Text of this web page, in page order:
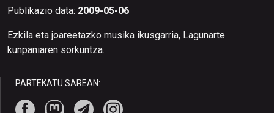
Publikazio data: 2009-05-06
Ezkila eta joareetazko musika ikusgarria, Lagunarte
kunpaniaren sorkuntza.
PARTEKATU SAREAN: